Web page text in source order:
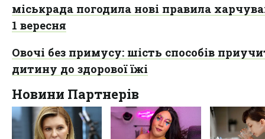
міськрада погодила нові правила
1 вересня
Овочі без примусу: шість способів
дитину до здорової їжі